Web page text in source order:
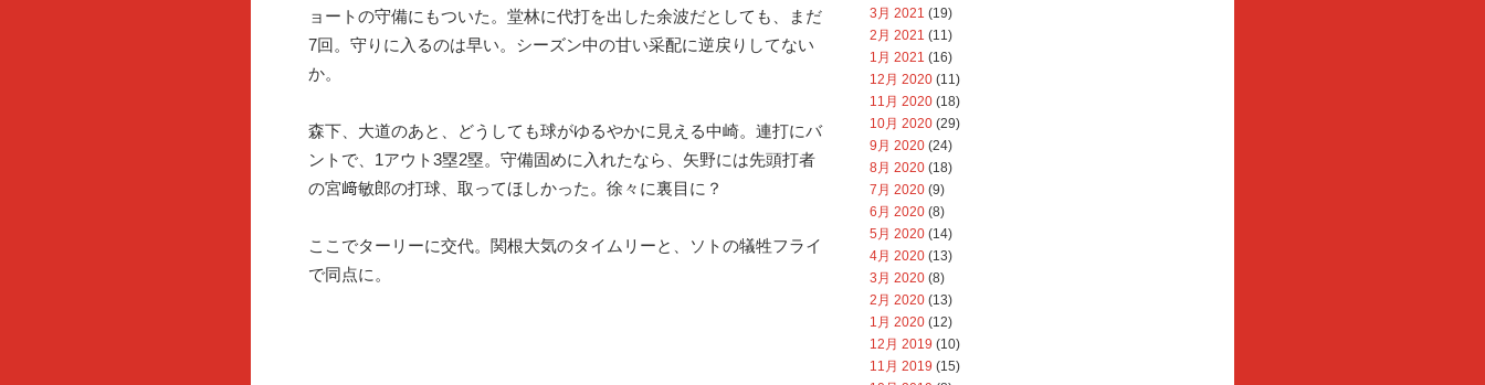
ョートの守備にもついた。堂林に代打を出した余波だとしても、まだ
7回。守りに入るのは早い。シーズン中の甘い采配に逆戻りしてない
か。
森下、大道のあと、どうしても球がゆるやかに見える中崎。連打にバ
ントで、1アウト3塁2塁。守備固めに入れたなら、矢野には先頭打者
の宮﨑敏郎の打球、取ってほしかった。徐々に裏目に？
ここでターリーに交代。関根大気のタイムリーと、ソトの犠牲フライ
で同点に。
3月 2021 (19)
2月 2021 (11)
1月 2021 (16)
12月 2020 (11)
11月 2020 (18)
10月 2020 (29)
9月 2020 (24)
8月 2020 (18)
7月 2020 (9)
6月 2020 (8)
5月 2020 (14)
4月 2020 (13)
3月 2020 (8)
2月 2020 (13)
1月 2020 (12)
12月 2019 (10)
11月 2019 (15)